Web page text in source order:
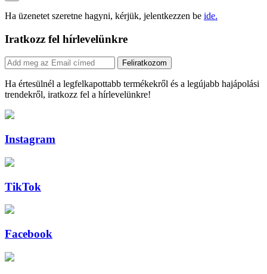
Ha üzenetet szeretne hagyni, kérjük, jelentkezzen be ide.
Iratkozz fel hírlevelünkre
Feliratkozom
Ha értesülnél a legfelkapottabb termékekről és a legújabb hajápolási
trendekről, iratkozz fel a hírlevelünkre!
Instagram
TikTok
Facebook